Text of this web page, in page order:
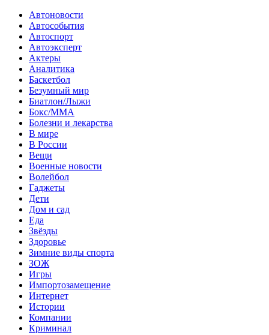
Автоновости
Автособытия
Автоспорт
Автоэксперт
Актеры
Аналитика
Баскетбол
Безумный мир
Биатлон/Лыжи
Бокс/MMA
Болезни и лекарства
В мире
В России
Вещи
Военные новости
Волейбол
Гаджеты
Дети
Дом и сад
Еда
Звёзды
Здоровье
Зимние виды спорта
ЗОЖ
Игры
Импортозамещение
Интернет
Истории
Компании
Криминал